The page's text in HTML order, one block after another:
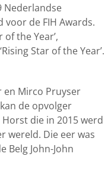
Nederlandse
de FIH Awards.
the Year’,
Star of the Year’.
en Mirco Pruyser
de opvolger
die in 2015 werd
wereld. Die eer was
Belg John-John